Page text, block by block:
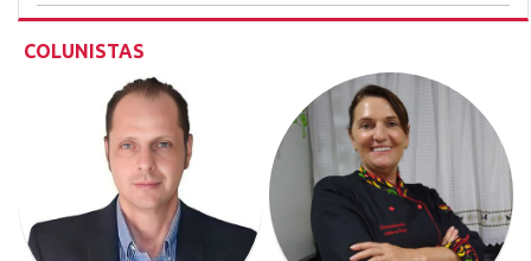
COLUNISTAS